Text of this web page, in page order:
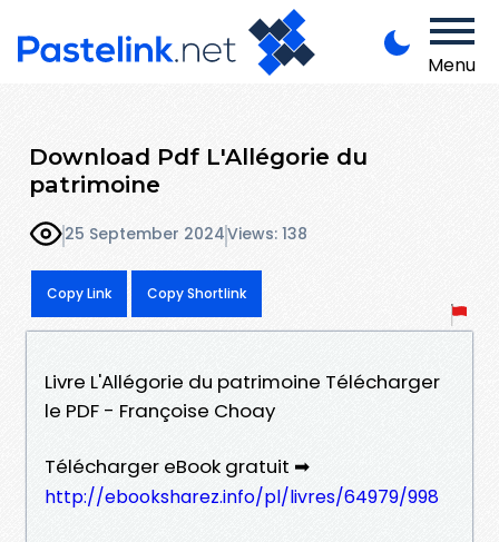
Menu
Download Pdf L'Allégorie du
patrimoine
25 September 2024Views: 138
Copy Link Copy Shortlink
Livre L'Allégorie du patrimoine Télécharger
le PDF - Françoise Choay
Télécharger eBook gratuit ➡
http://ebooksharez.info/pl/livres/64979/998